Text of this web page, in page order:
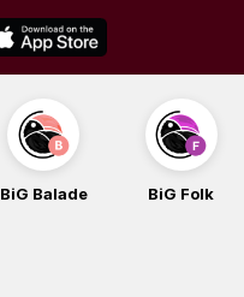
BiG Balade BiG Folk